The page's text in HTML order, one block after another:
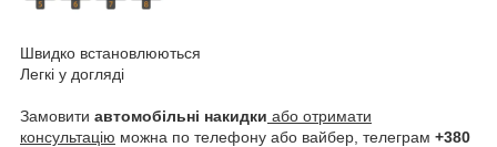
Швидко встановлюються
Легкі у догляді
Замовити автомобільні накидки або отримати
консультацію можна по телефону або вайбер, телеграм +380